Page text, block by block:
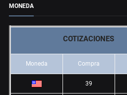
MONEDA
COTIZACIONES
Moneda Compra
39